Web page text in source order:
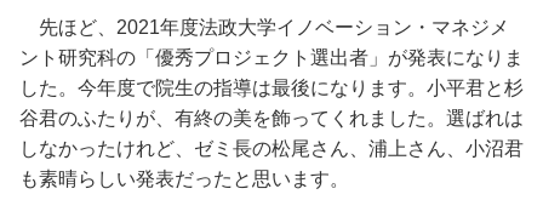
先ほど、2021年度法政大学イノベーション・マネジメ
ント研究科の「優秀プロジェクト選出者」が発表になりま
した。今年度で院生の指導は最後になります。小平君と杉
谷君のふたりが、有終の美を飾ってくれました。選ばれは
しなかったけれど、ゼミ長の松尾さん、浦上さん、小沼君
も素晴らしい発表だったと思います。